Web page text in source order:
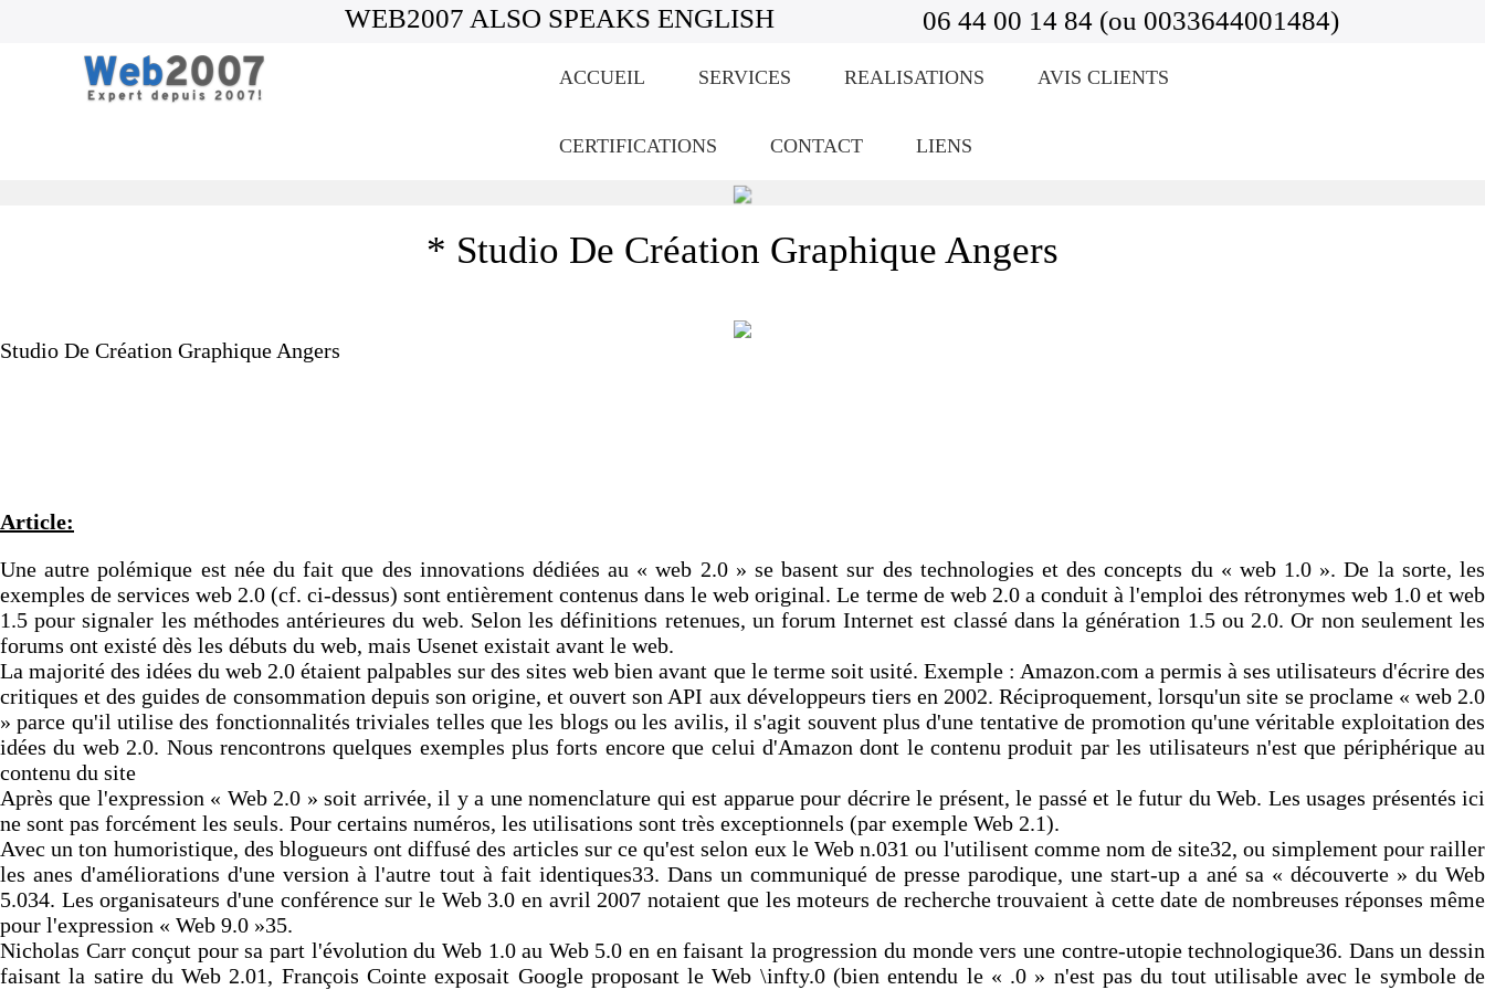
WEB2007 ALSO SPEAKS ENGLISH 06 44 00 14 84 (ou 0033644001484)
ACCUEIL SERVICES REALISATIONS AVIS CLIENTS
CERTIFICATIONS CONTACT LIENS
* Studio De Création Graphique Angers
Studio De Création Graphique Angers
Article:
Une autre polémique est née du fait que des innovations dédiées au « web 2.0 » se basent sur des technologies et des concepts du « web 1.0 ». De la sorte, les
exemples de services web 2.0 (cf. ci-dessus) sont entièrement contenus dans le web original. Le terme de web 2.0 a conduit à l'emploi des rétronymes web 1.0 et web
1.5 pour signaler les méthodes antérieures du web. Selon les définitions retenues, un forum Internet est classé dans la génération 1.5 ou 2.0. Or non seulement les
forums ont existé dès les débuts du web, mais Usenet existait avant le web.
La majorité des idées du web 2.0 étaient palpables sur des sites web bien avant que le terme soit usité. Exemple : Amazon.com a permis à ses utilisateurs d'écrire des
critiques et des guides de consommation depuis son origine, et ouvert son API aux développeurs tiers en 2002. Réciproquement, lorsqu'un site se proclame « web 2.0
» parce qu'il utilise des fonctionnalités triviales telles que les blogs ou les avilis, il s'agit souvent plus d'une tentative de promotion qu'une véritable exploitation des
idées du web 2.0. Nous rencontrons quelques exemples plus forts encore que celui d'Amazon dont le contenu produit par les utilisateurs n'est que périphérique au
contenu du site
Après que l'expression « Web 2.0 » soit arrivée, il y a une nomenclature qui est apparue pour décrire le présent, le passé et le futur du Web. Les usages présentés ici
ne sont pas forcément les seuls. Pour certains numéros, les utilisations sont très exceptionnels (par exemple Web 2.1).
Avec un ton humoristique, des blogueurs ont diffusé des articles sur ce qu'est selon eux le Web n.031 ou l'utilisent comme nom de site32, ou simplement pour railler
les anes d'améliorations d'une version à l'autre tout à fait identiques33. Dans un communiqué de presse parodique, une start-up a ané sa « découverte » du Web
5.034. Les organisateurs d'une conférence sur le Web 3.0 en avril 2007 notaient que les moteurs de recherche trouvaient à cette date de nombreuses réponses même
pour l'expression « Web 9.0 »35.
Nicholas Carr conçut pour sa part l'évolution du Web 1.0 au Web 5.0 en en faisant la progression du monde vers une contre-utopie technologique36. Dans un dessin
faisant la satire du Web 2.01, François Cointe exposait Google proposant le Web \infty.0 (bien entendu le « .0 » n'est pas du tout utilisable avec le symbole de